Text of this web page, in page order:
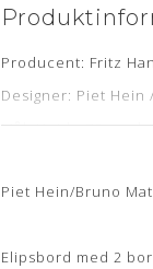
Producent: Fritz
Designer: Piet Hein
Mål: Højde 70 cm,
Levering: 5-6 uger
Piet Hein/Bruno
Elipsbord med 2